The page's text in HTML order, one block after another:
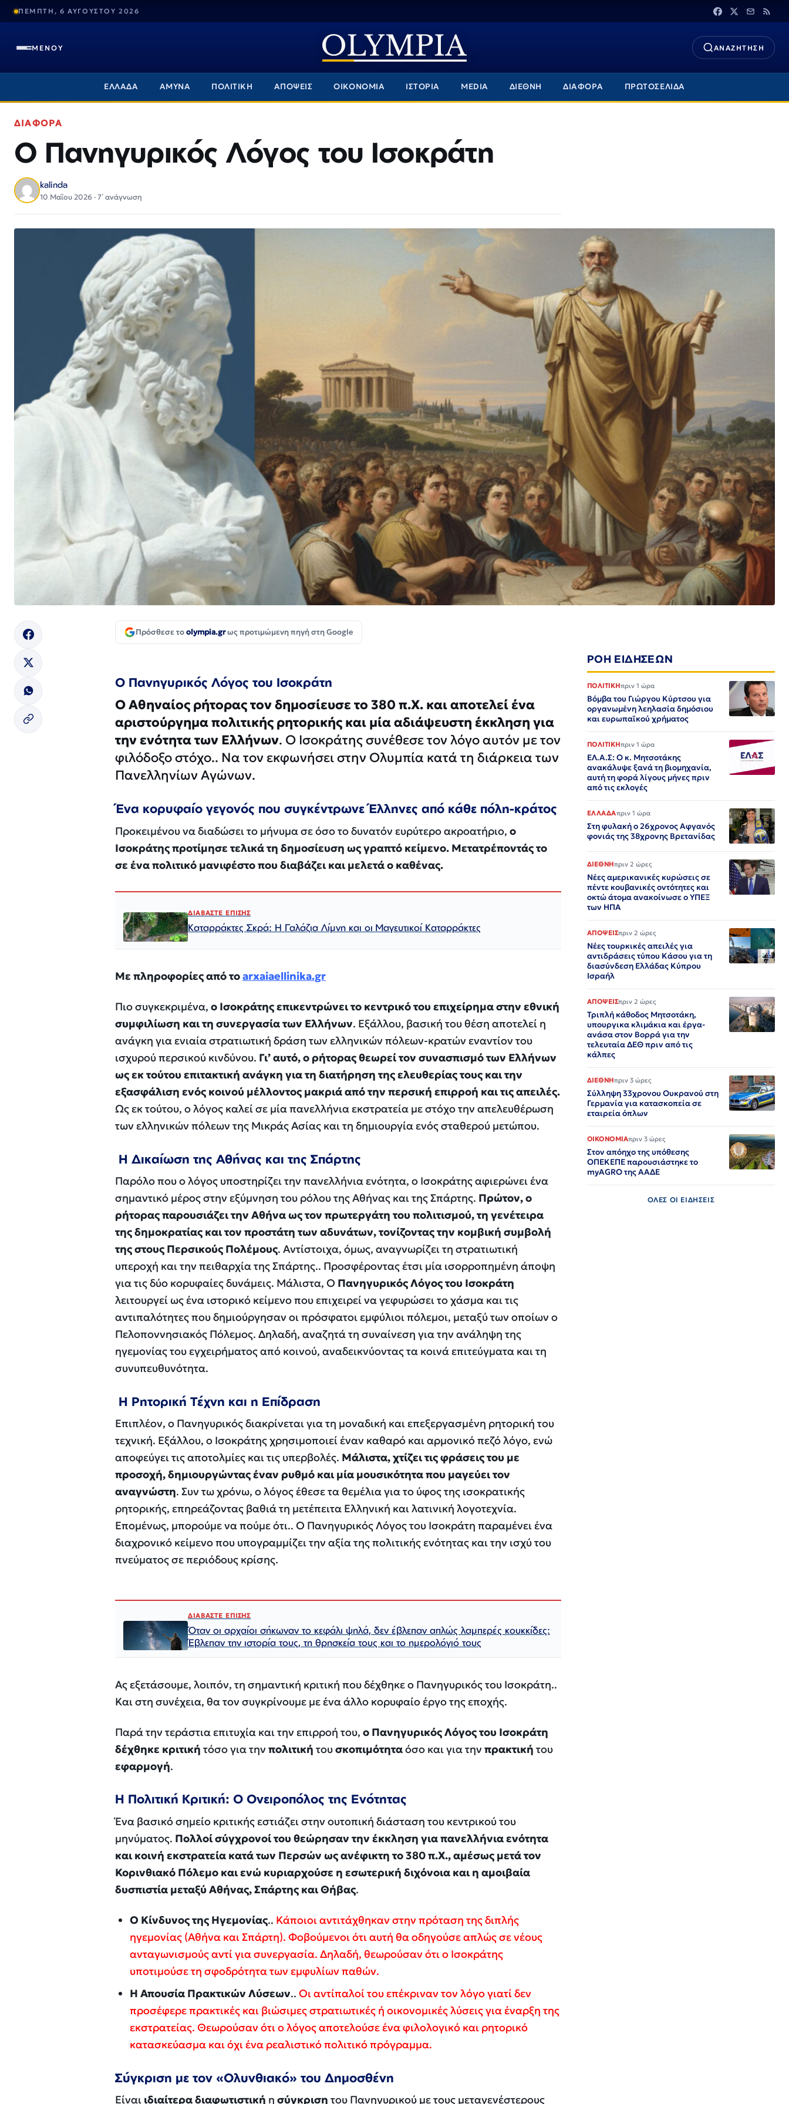
ΠΕΜΠΤΗ, 6 ΑΥΓΟΥΣΤΟΥ 2026
ΜΕΝΟΥ ΑΝΑΖΗΤΗΣΗ
ΕΛΛΑΔΑ ΑΜΥΝΑ ΠΟΛΙΤΙΚΗ ΑΠΟΨΕΙΣ ΟΙΚΟΝΟΜΙΑ ΙΣΤΟΡΙΑ MEDIA ΔΙΕΘΝΗ ΔΙΑΦΟΡΑ ΠΡΩΤΟΣΕΛΙΔΑ
ΔΙΑΦΟΡΑ
Ο Πανηγυρικός Λόγος του Ισοκράτη
kalinda
10 Μαΐου 2026 · 7΄ ανάγνωση
Πρόσθεσε τοolympia.grως προτιμώμενη πηγή στη Google
Ο Πανηγυρικός Λόγος του Ισοκράτη
Ο Αθηναίος ρήτορας τον δημοσίευσε το 380 π.Χ. και αποτελεί ένα
αριστούργημα πολιτικής ρητορικής και μία αδιάψευστη έκκληση για
την ενότητα των Ελλήνων. Ο Ισοκράτης συνέθεσε τον λόγο αυτόν με τον
φιλόδοξο στόχο.. Να τον εκφωνήσει στην Ολυμπία κατά τη διάρκεια των
Πανελληνίων Αγώνων.
Ένα κορυφαίο γεγονός που συγκέντρωνε Έλληνες από κάθε πόλη-κράτος
Προκειμένου να διαδώσει το μήνυμα σε όσο το δυνατόν ευρύτερο ακροατήριο, ο
Ισοκράτης προτίμησε τελικά τη δημοσίευση ως γραπτό κείμενο. Μετατρέποντάς το
σε ένα πολιτικό μανιφέστο που διαβάζει και μελετά ο καθένας.
ΔΙΑΒΑΣΤΕ ΕΠΙΣΗΣ
Καταρράκτες Σκρά: Η Γαλάζια Λίμνη και οι Μαγευτικοί Καταρράκτες
Με πληροφορίες από τοarxaiaellinika.gr
Πιο συγκεκριμένα, ο Ισοκράτης επικεντρώνει το κεντρικό του επιχείρημα στην εθνική
συμφιλίωση και τη συνεργασία των Ελλήνων. Εξάλλου, βασική του θέση αποτελεί η
ανάγκη για ενιαία στρατιωτική δράση των ελληνικών πόλεων-κρατών εναντίον του
ισχυρού περσικού κινδύνου. Γι’ αυτό, ο ρήτορας θεωρεί τον συνασπισμό των Ελλήνων
ως εκ τούτου επιτακτική ανάγκη για τη διατήρηση της ελευθερίας τους και την
εξασφάλιση ενός κοινού μέλλοντος μακριά από την περσική επιρροή και τις απειλές.
Ως εκ τούτου, ο λόγος καλεί σε μία πανελλήνια εκστρατεία με στόχο την απελευθέρωση
των ελληνικών πόλεων της Μικράς Ασίας και τη δημιουργία ενός σταθερού μετώπου.
Η Δικαίωση της Αθήνας και της Σπάρτης
Παρόλο που ο λόγος υποστηρίζει την πανελλήνια ενότητα, ο Ισοκράτης αφιερώνει ένα
σημαντικό μέρος στην εξύμνηση του ρόλου της Αθήνας και της Σπάρτης. Πρώτον, ο
ρήτορας παρουσιάζει την Αθήνα ως τον πρωτεργάτη του πολιτισμού, τη γενέτειρα
της δημοκρατίας και τον προστάτη των αδυνάτων, τονίζοντας την κομβική συμβολή
της στους Περσικούς Πολέμους. Αντίστοιχα, όμως, αναγνωρίζει τη στρατιωτική
υπεροχή και την πειθαρχία της Σπάρτης.. Προσφέροντας έτσι μία ισορροπημένη άποψη
για τις δύο κορυφαίες δυνάμεις. Μάλιστα, Ο Πανηγυρικός Λόγος του Ισοκράτη
λειτουργεί ως ένα ιστορικό κείμενο που επιχειρεί να γεφυρώσει το χάσμα και τις
αντιπαλότητες που δημιούργησαν οι πρόσφατοι εμφύλιοι πόλεμοι, μεταξύ των οποίων ο
Πελοποννησιακός Πόλεμος. Δηλαδή, αναζητά τη συναίνεση για την ανάληψη της
ηγεμονίας του εγχειρήματος από κοινού, αναδεικνύοντας τα κοινά επιτεύγματα και τη
συνυπευθυνότητα.
Η Ρητορική Τέχνη και η Επίδραση
Επιπλέον, ο Πανηγυρικός διακρίνεται για τη μοναδική και επεξεργασμένη ρητορική του
τεχνική. Εξάλλου, ο Ισοκράτης χρησιμοποιεί έναν καθαρό και αρμονικό πεζό λόγο, ενώ
αποφεύγει τις αποτολμίες και τις υπερβολές. Μάλιστα, χτίζει τις φράσεις του με
προσοχή, δημιουργώντας έναν ρυθμό και μία μουσικότητα που μαγεύει τον
αναγνώστη. Συν τω χρόνω, ο λόγος έθεσε τα θεμέλια για το ύφος της ισοκρατικής
ρητορικής, επηρεάζοντας βαθιά τη μετέπειτα Ελληνική και λατινική λογοτεχνία.
Επομένως, μπορούμε να πούμε ότι.. Ο Πανηγυρικός Λόγος του Ισοκράτη παραμένει ένα
διαχρονικό κείμενο που υπογραμμίζει την αξία της πολιτικής ενότητας και την ισχύ του
πνεύματος σε περιόδους κρίσης.
ΔΙΑΒΑΣΤΕ ΕΠΙΣΗΣ
Όταν οι αρχαίοι σήκωναν το κεφάλι ψηλά, δεν έβλεπαν απλώς λαμπερές κουκκίδες:
Έβλεπαν την ιστορία τους, τη θρησκεία τους και το ημερολόγιό τους
Ας εξετάσουμε, λοιπόν, τη σημαντική κριτική που δέχθηκε ο Πανηγυρικόςτου Ισοκράτη..
Και στη συνέχεια, θα τον συγκρίνουμε με ένα άλλο κορυφαίο έργο της εποχής.
Παρά την τεράστια επιτυχία και την επιρροή του, ο Πανηγυρικός Λόγος του Ισοκράτη
δέχθηκε κριτική τόσο για την πολιτική τουσκοπιμότηταόσο και για την πρακτική του
εφαρμογή.
Η Πολιτική Κριτική: Ο Ονειροπόλος της Ενότητας
Ένα βασικό σημείο κριτικής εστιάζει στην ουτοπική διάσταση του κεντρικού του
μηνύματος. Πολλοί σύγχρονοί του θεώρησαν την έκκληση για πανελλήνια ενότητα
και κοινή εκστρατεία κατά των Περσών ως ανέφικτη το 380 π.Χ., αμέσως μετά τον
Κορινθιακό Πόλεμο και ενώ κυριαρχούσε η εσωτερική διχόνοια και η αμοιβαία
δυσπιστία μεταξύ Αθήνας, Σπάρτης και Θήβας.
Ο Κίνδυνος της Ηγεμονίας.. Κάποιοι αντιτάχθηκαν στην πρόταση της διπλής
ηγεμονίας (Αθήνα και Σπάρτη). Φοβούμενοι ότι αυτή θα οδηγούσε απλώς σε νέους
ανταγωνισμούς αντί για συνεργασία. Δηλαδή, θεωρούσαν ότι ο Ισοκράτης
υποτιμούσε τη σφοδρότητα των εμφυλίων παθών.
Η Απουσία Πρακτικών Λύσεων..Οι αντίπαλοί του επέκριναν τον λόγο γιατί δεν
προσέφερε πρακτικές και βιώσιμες στρατιωτικές ή οικονομικές λύσεις για έναρξη της
εκστρατείας. Θεωρούσαν ότι ο λόγος αποτελούσε ένα φιλολογικό και ρητορικό
κατασκεύασμα και όχι ένα ρεαλιστικό πολιτικό πρόγραμμα.
Σύγκριση με τον «Ολυνθιακό» του Δημοσθένη
Είναι ιδιαίτερα διαφωτιστική η σύγκριση του Πανηγυρικού με τους μεταγενέστερους
ΡΟΗ ΕΙΔΗΣΕΩΝ
ΠΟΛΙΤΙΚΗπριν 1 ώρα
Βόμβα του Γιώργου Κύρτσου για
οργανωμένη λεηλασία δημόσιου
και ευρωπαϊκού χρήματος
ΠΟΛΙΤΙΚΗπριν 1 ώρα
ΕΛ.Α.Σ: Ο κ. Μητσοτάκης
ανακάλυψε ξανά τη βιομηχανία,
αυτή τη φορά λίγους μήνες πριν
από τις εκλογές
ΕΛΛΑΔΑπριν 1 ώρα
Στη φυλακή ο 26χρονος Αφγανός
φονιάς της 38χρονης Βρετανίδας
ΔΙΕΘΝΗπριν 2 ώρες
Νέες αμερικανικές κυρώσεις σε
πέντε κουβανικές οντότητες και
οκτώ άτομα ανακοίνωσε ο ΥΠΕΞ
των ΗΠΑ
ΑΠΟΨΕΙΣπριν 2 ώρες
Νέες τουρκικές απειλές για
αντιδράσεις τύπου Κάσου για τη
διασύνδεση Ελλάδας Κύπρου
Ισραήλ
ΑΠΟΨΕΙΣπριν 2 ώρες
Τριπλή κάθοδος Μητσοτάκη,
υπουργικα κλιμάκια και έργα-
ανάσα στον Βορρά για την
τελευταία ΔΕΘ πριν από τις
κάλπες
ΔΙΕΘΝΗπριν 3 ώρες
Σύλληψη 33χρονου Ουκρανού στη
Γερμανία για κατασκοπεία σε
εταιρεία όπλων
ΟΙΚΟΝΟΜΙΑπριν 3 ώρες
Στον απόηχο της υπόθεσης
ΟΠΕΚΕΠΕ παρουσιάστηκε το
myAGRO της ΑΑΔΕ
ΟΛΕΣ ΟΙ ΕΙΔΗΣΕΙΣ